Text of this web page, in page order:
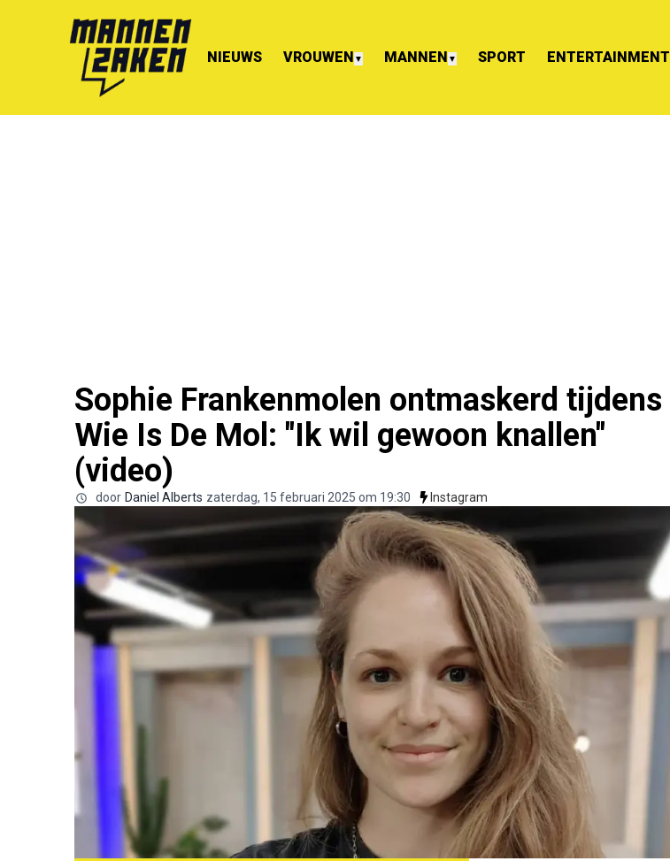
NIEUWS VROUWEN ▼ MANNEN ▼ SPORT ENTERTAINMENT
Sophie Frankenmolen ontmaskerd tijdens
Wie Is De Mol: "Ik wil gewoon knallen"
(video)
door Daniel Alberts zaterdag, 15 februari 2025 om 19:30 Instagram